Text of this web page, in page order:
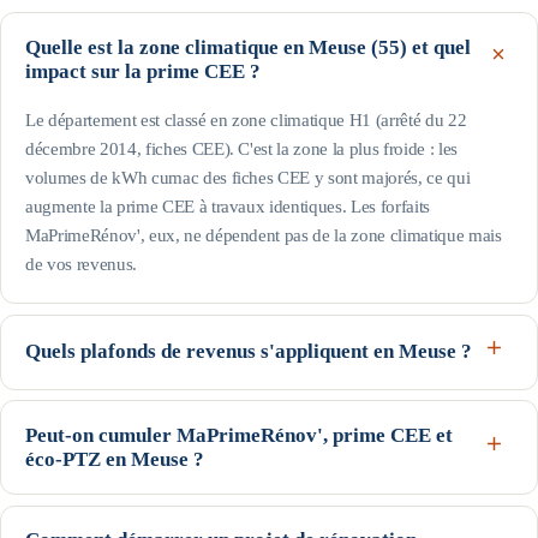
Quelle est la zone climatique en Meuse (55) et quel
impact sur la prime CEE ?
Le département est classé en zone climatique H1 (arrêté du 22
décembre 2014, fiches CEE). C'est la zone la plus froide : les
volumes de kWh cumac des fiches CEE y sont majorés, ce qui
augmente la prime CEE à travaux identiques. Les forfaits
MaPrimeRénov', eux, ne dépendent pas de la zone climatique mais
de vos revenus.
Quels plafonds de revenus s'appliquent en Meuse ?
Le département est hors Île-de-France : pour une personne seule, le
profil Bleu (très modestes) va jusqu'à 17 363 € de revenu fiscal de
référence, le Jaune jusqu'à 22 259 € et le Violet jusqu'à 31 185 € ;
au-delà, profil Rose. Les plafonds augmentent avec la taille du foyer
Peut-on cumuler MaPrimeRénov', prime CEE et
éco-PTZ en Meuse ?
Oui, ces trois dispositifs nationaux sont cumulables sur un même